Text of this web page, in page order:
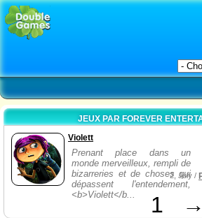
JEUX PAR FOREVER
Violett
Prenant place dans un
monde merveilleux, rempli de
bizarreries et de choses qui
dépassent l'entendement,
<b>Violett</b...
2, July /
1 →